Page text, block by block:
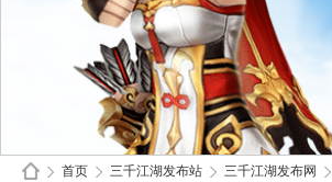
首页 三千江湖发布站 三千江湖发布网